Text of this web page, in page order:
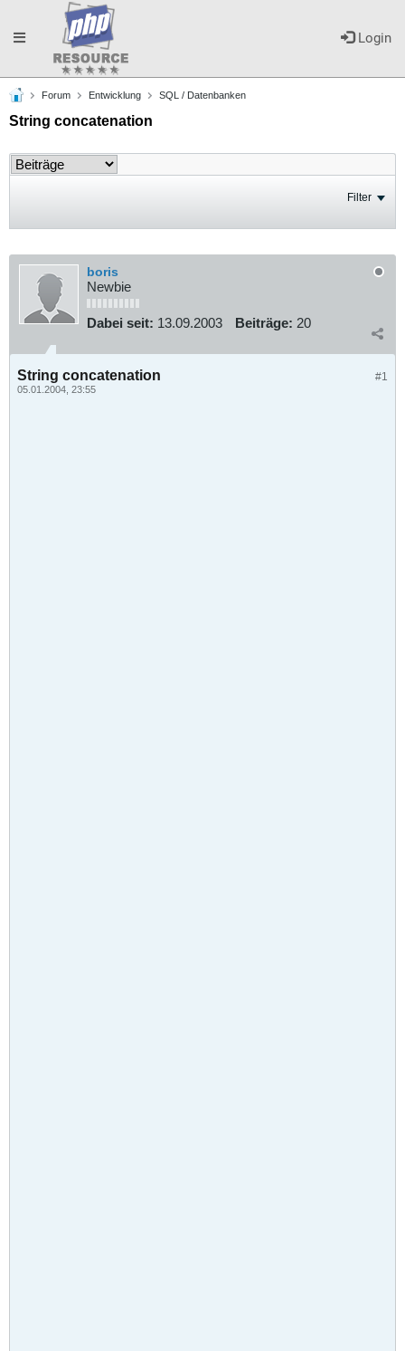
Login
Toggle
navigation
Forum Entwicklung SQL / Datenbanken
String concatenation
Filter
boris
Newbie
Dabei seit: 13.09.2003 Beiträge: 20
#1
String concatenation
05.01.2004, 23:55